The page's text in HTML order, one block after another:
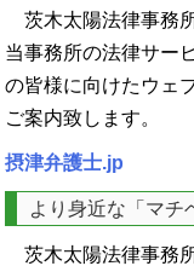
茨木太陽法律事務
当事務所の法律サー
の皆様に向けたウェ
ご案内致します。
摂津弁護士.jp
より身近な「マチ
茨木太陽法律事務